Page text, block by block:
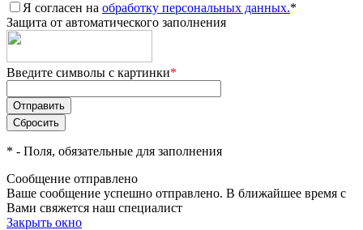
Я согласен на обработку персональных данных.*
Защита от автоматического заполнения
Введите символы с картинки*
* - Поля, обязательные для заполнения
Сообщение отправлено
Ваше сообщение успешно отправлено. В ближайшее время с
Вами свяжется наш специалист
Закрыть окно